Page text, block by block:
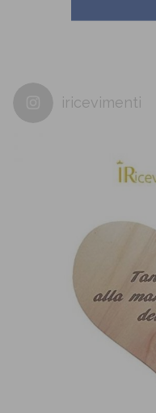
iricevimenti